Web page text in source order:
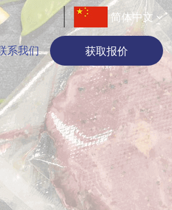
简体中文
系我们 获取报价